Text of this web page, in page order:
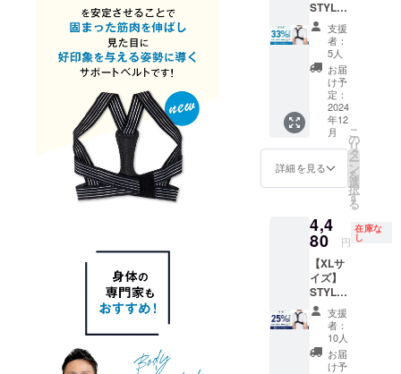
イズ] M
サイ
ズ ア
ンダー
バス
ト：68
～73cm
STYLE
ARTIST
SMART
LIGHT×
1個【超
早割
33％OF
F】 一
般販売
予定価
格
5,980円
（税
込）
80円】
（税
込・送
料込）
[サ
イズ] S
サイ
ズ ア
ンダー
バス
ト：62
支援
者：
5人
お届
け予
定：
2024
年12
月
詳細を見る
こ
の
リ
タ
ー
ン
を
選
択
す
る
4,4
80 円
在庫な
し
【XLサ
イズ】
STYLE
ARTIST
SMART
LIGHT×
1個【早
支援
者：
10人
お届
け予